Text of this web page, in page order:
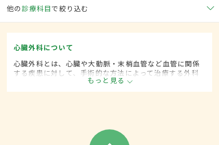
他の 診療科目で絞り込む
心臓外科について
心臓外科とは、心臓や大動脈・末梢血管など血管に関係
する疾患に対して、手術的な方法によって治療する外科
もっと見る